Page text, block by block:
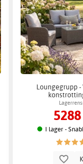
Loungegrupp
I lager -